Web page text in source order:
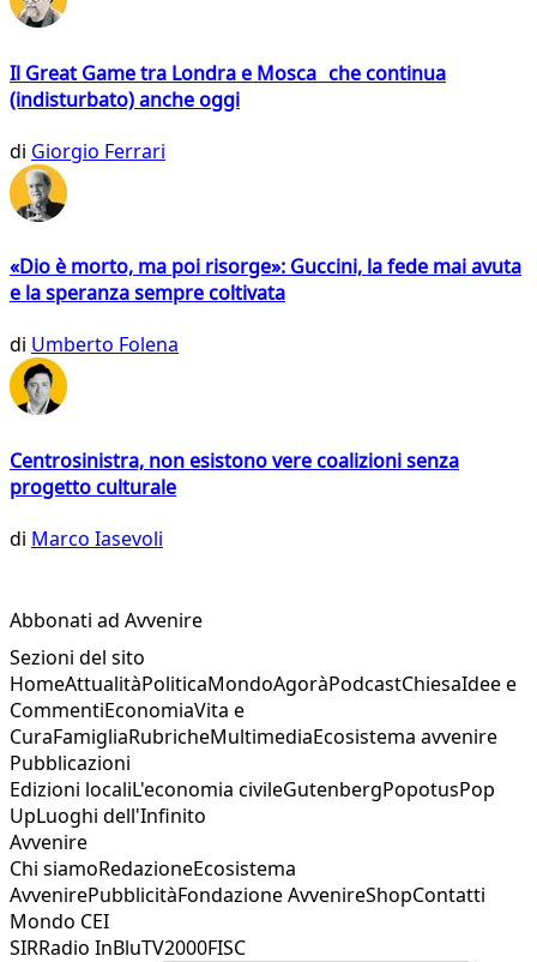
Il Great Game tra Londra e Mosca che continua
(indisturbato) anche oggi
di Giorgio Ferrari
«Dio è morto, ma poi risorge»: Guccini, la fede mai avuta
e la speranza sempre coltivata
di Umberto Folena
Centrosinistra, non esistono vere coalizioni senza
progetto culturale
di Marco Iasevoli
Abbonati ad Avvenire
Sezioni del sito
HomeAttualitàPoliticaMondoAgoràPodcastChiesaIdee e
CommentiEconomiaVita e
CuraFamigliaRubricheMultimediaEcosistema avvenire
Pubblicazioni
Edizioni localiL'economia civileGutenbergPopotusPop
UpLuoghi dell'Infinito
Avvenire
Chi siamoRedazioneEcosistema
AvvenirePubblicitàFondazione AvvenireShopContatti
Mondo CEI
SIRRadio InBluTV2000FISC